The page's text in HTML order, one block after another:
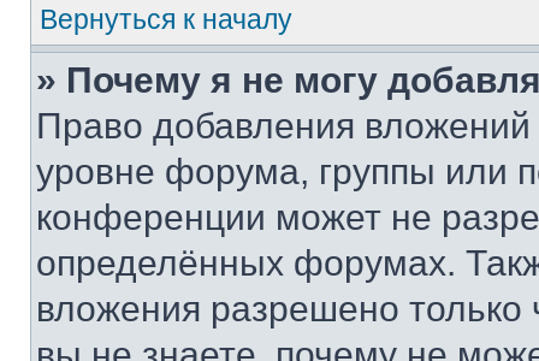
Вернуться к началу
» Почему я не могу
Право добавления
уровне форума, группы или
конференции может не
определённых форумах.
вложения разрешено